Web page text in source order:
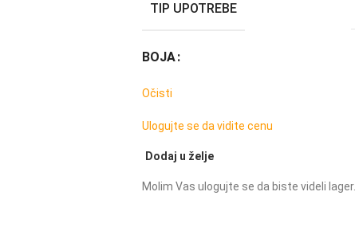
TIP UPOTREBE
BOJA
Očisti
Ulogujte se da vidite cenu
Dodaj u želje
Molim Vas ulogujte se da biste videli lager.